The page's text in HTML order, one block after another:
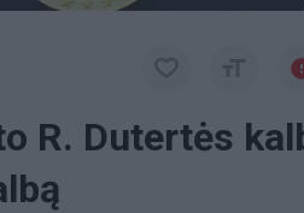
R. Dutertės